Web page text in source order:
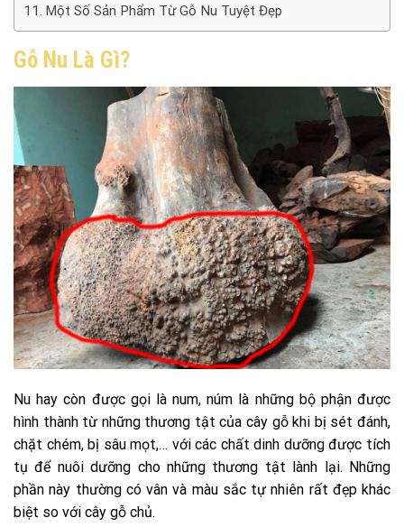
Một Số Sản Phẩm Từ Gỗ Nu Tuyệt Đẹp
Gỗ Nu Là Gì?
Nu hay còn được gọi là num, núm là những bộ phận được
hình thành từ những thương tật của cây gỗ khi bị sét đánh,
chặt chém, bị sâu mọt,… với các chất dinh dưỡng được tích
tụ để nuôi dưỡng cho những thương tật lành lại. Những
phần này thường có vân và màu sắc tự nhiên rất đẹp khác
biệt so với cây gỗ chủ.